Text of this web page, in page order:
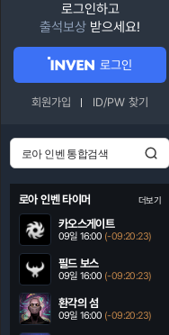
로그인하고
출석보상 받으세요!
로그인
회원가입 ID/PW 찾기
로아 인벤 타이머 더보기
카오스게이트
09일 16:00 (-09:20:22)
필드 보스
09일 16:00 (-09:20:22)
환각의 섬
09일 16:00 (-09:20:22)